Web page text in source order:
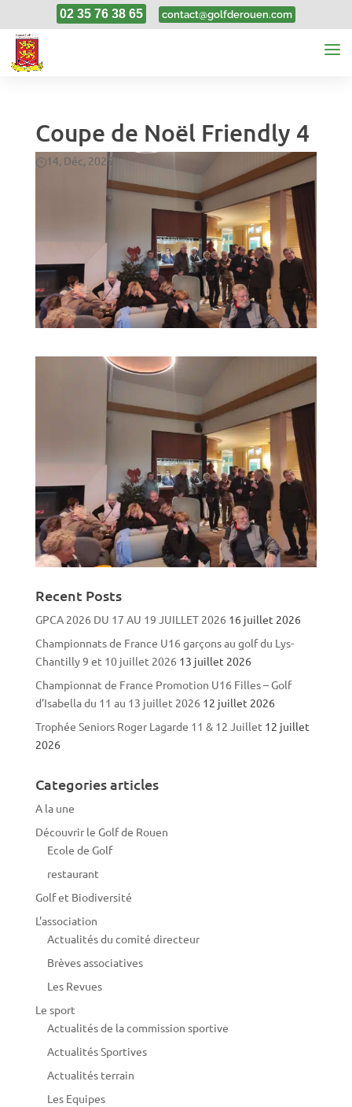
02 35 76 38 65 contact@golfderouen.com
Coupe de Noël Friendly 4
14, Déc, 2025
Recent Posts
GPCA 2026 DU 17 AU 19 JUILLET 2026 16 juillet 2026
Championnats de France U16 garçons au golf du Lys-
Chantilly 9 et 10 juillet 2026 13 juillet 2026
Championnat de France Promotion U16 Filles – Golf
d’Isabella du 11 au 13 juillet 2026 12 juillet 2026
Trophée Seniors Roger Lagarde 11 & 12 Juillet 12 juillet
2026
Categories articles
A la une
Découvrir le Golf de Rouen
Ecole de Golf
restaurant
Golf et Biodiversité
L'association
Actualités du comité directeur
Brèves associatives
Les Revues
Le sport
Actualités de la commission sportive
Actualités Sportives
Actualités terrain
Les Equipes